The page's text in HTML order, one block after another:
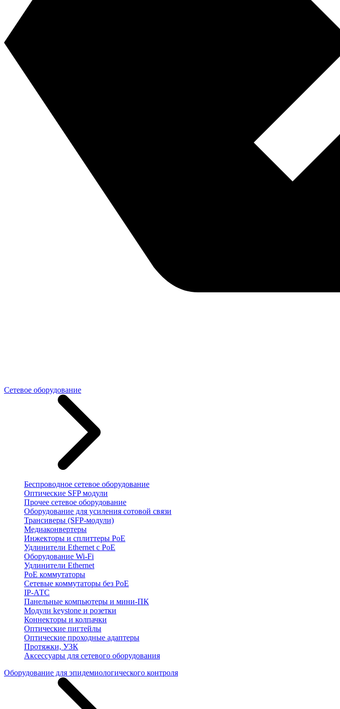
Сетевое оборудование
Беспроводное сетевое оборудование
Оптические SFP модули
Прочее сетевое оборудование
Оборудование для усиления сотовой связи
Трансиверы (SFP-модули)
Медиаконвертеры
Инжекторы и сплиттеры PoE
Удлинители Ethernet с PoE
Оборудование Wi-Fi
Удлинители Ethernet
PoE коммутаторы
Сетевые коммутаторы без PoE
IP-АТС
Панельные компьютеры и мини-ПК
Модули keystone и розетки
Коннекторы и колпачки
Оптические пигтейлы
Оптические проходные адаптеры
Протяжки, УЗК
Аксессуары для сетевого оборудования
Оборудование для эпидемиологического контроля